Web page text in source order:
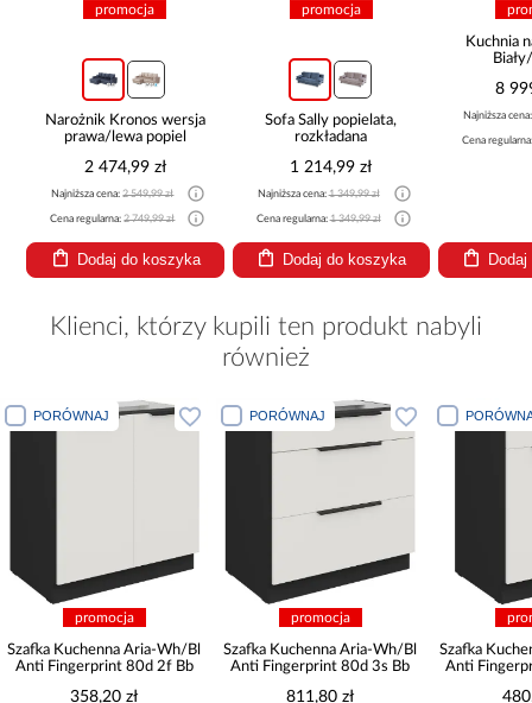
promocja
Narożnik Kronos wersja
prawa/lewa popiel
2 474,99 zł
Najniższa cena:2 549,99 zł
Cena regularna:2 749,99 zł
Dodaj do koszyka
promocja
Sofa Sally popielata,
rozkładana
1 214,99 zł
Najniższa cena:1 349,99 zł
Cena regularna:1 349,99 zł
Dodaj do koszyka
Kuchnia
8
Najniższa
Cena
Klienci, którzy kupili ten produkt nabyli
również
Aria-Wh/Bl
80d 2f Bb
358,20 zł
PORÓWNAJ
Szafka Kuchenna Aria-Wh/Bl
Anti Fingerprint 80d 3s Bb
811,80 zł
PORÓWNAJ
Szafka Kuchenna
Anti Fingerprint 60zl
480,60 zł